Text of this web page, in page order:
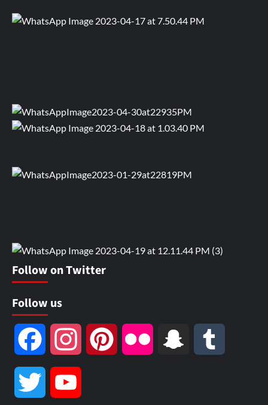
Follow on Twitter
Follow us
Facebook Instagram Pinterest Flickr Snapchat
Twitter